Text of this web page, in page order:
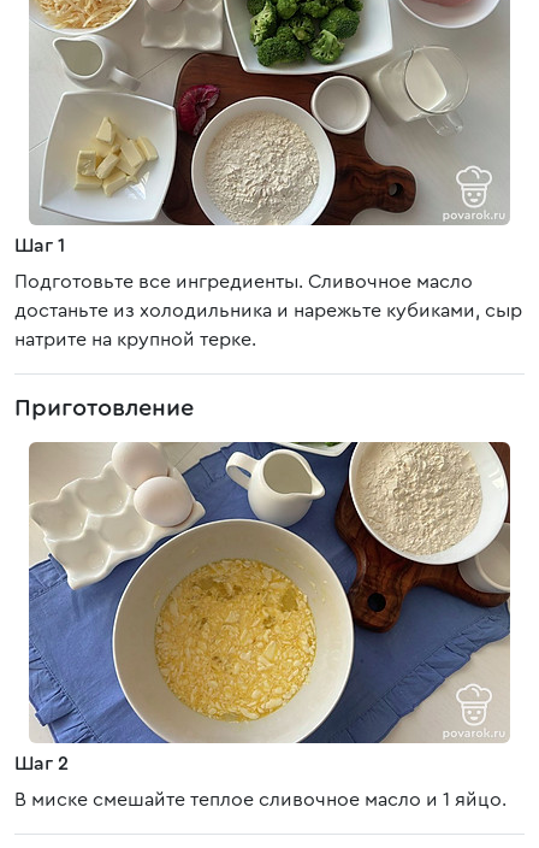
Шаг 1
Подготовьте все ингредиенты. Сливочное масло
достаньте из холодильника и нарежьте кубиками, сыр
натрите на крупной терке.
Приготовление
Шаг 2
В миске смешайте теплое сливочное масло и 1 яйцо.